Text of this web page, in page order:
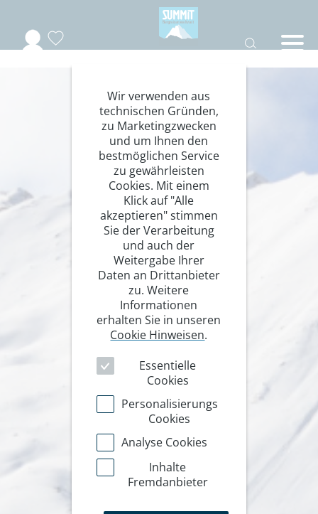
Wir verwenden aus
technischen Gründen,
zu Marketingzwecken
und um Ihnen den
bestmöglichen Service
zu gewährleisten
Cookies. Mit einem
Klick auf "Alle
akzeptieren" stimmen
Sie der Verarbeitung
und auch der
Weitergabe Ihrer
Daten an Drittanbieter
zu. Weitere
Informationen
erhalten Sie in unseren
Cookie Hinweisen.
Essentielle
Cookies
Personalisierungs
Cookies
Analyse Cookies
Inhalte
Fremdanbieter